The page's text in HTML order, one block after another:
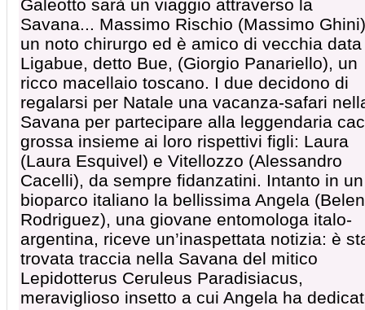
Galeotto sarà un viaggio attraverso la
Savana... Massimo Rischio (Massimo
un noto chirurgo ed è amico di vecchia
Ligabue, detto Bue, (Giorgio Panariello), un
ricco macellaio toscano. I due decidono di
regalarsi per Natale una vacanza-safari
Savana per partecipare alla leggendaria
grossa insieme ai loro rispettivi figli: Laura
(Laura Esquivel) e Vitellozzo (Alessandro
Cacelli), da sempre fidanzatini. Intanto in un
bioparco italiano la bellissima Angela (Belen
Rodriguez), una giovane entomologa italo-
argentina, riceve un’inaspettata notizia: è
trovata traccia nella Savana del mitico
Lepidotterus Ceruleus Paradisiacus,
meraviglioso insetto a cui Angela ha